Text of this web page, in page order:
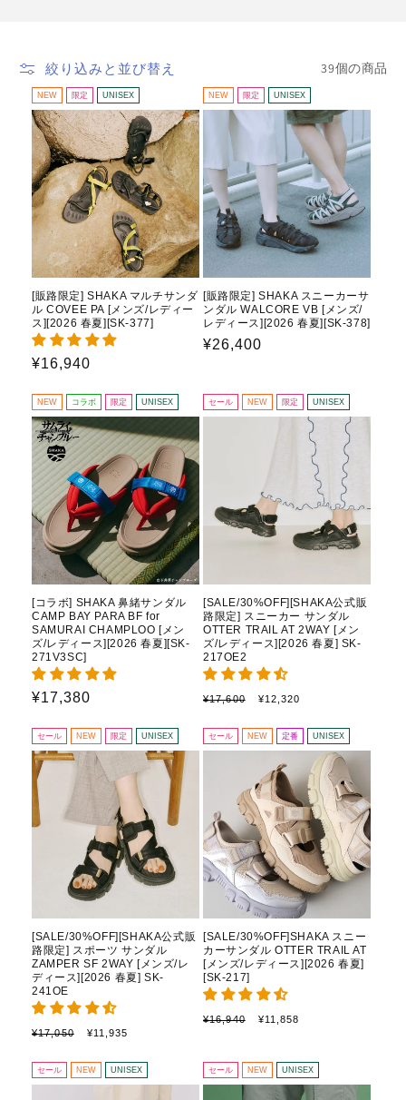
絞り込みと並び替え 39個の商品
NEW 限定 UNISEX
[販路限定] SHAKA マルチサンダ
ル COVEE PA [メンズ/レディー
ス][2026 春夏][SK-377]
通
価
格
¥16,940
NEW 限定 UNISEX
[販路限定] SHAKA スニーカーサ
ンダル WALCORE VB [メンズ/
レディース][2026 春夏][SK-378]
通
格
¥26,400
NEW コラボ 限定 UNISEX
[コラボ] SHAKA 鼻緒サンダル
CAMP BAY PARA BF for
SAMURAI CHAMPLOO [メン
ズ/レディース][2026 春夏][SK-
271V3SC]
通
価
格
¥17,380
セール NEW 限定 UNISEX
[SALE/30%OFF][SHAKA公式販
路限定] スニーカー サンダル
OTTER TRAIL AT 2WAY [メン
ズ/レディース][2026 春夏] SK-
217OE2
通
価
格
¥17,600
セ
ル
価
¥12,320
セール NEW 限定 UNISEX
[SALE/30%OFF][SHAKA公式販
路限定] スポーツ サンダル
ZAMPER SF 2WAY [メンズ/レ
ディース][2026 春夏] SK-
241OE
通
価
格
¥17,050
セ
ル
価
¥11,935
セール NEW 定番 UNISEX
[SALE/30%OFF]SHAKA スニー
カーサンダル OTTER TRAIL AT
[メンズ/レディース][2026 春夏]
[SK-217]
通
格
¥16,940
セ
価
格
¥11,858
セール NEW UNISEX セール NEW UNISEX